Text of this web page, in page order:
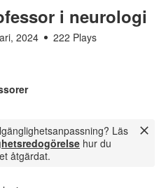
i neurologi
2024
222 Plays
Läs
hur du
åtgärdat.